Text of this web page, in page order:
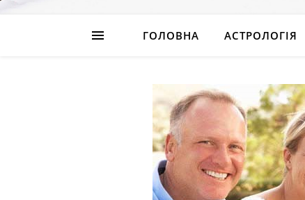
ГОЛОВНА АСТРОЛОГІЯ